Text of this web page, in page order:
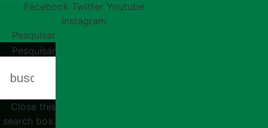
Facebook Twitter Youtube
Instagram
Pesquisar
Pesquisar
Close this
search box.